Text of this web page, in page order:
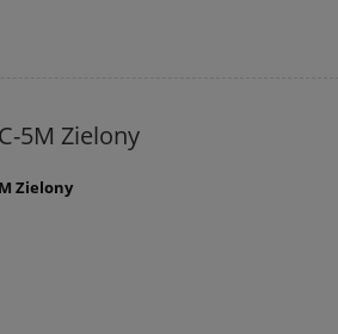
5M Zielony
Zielony